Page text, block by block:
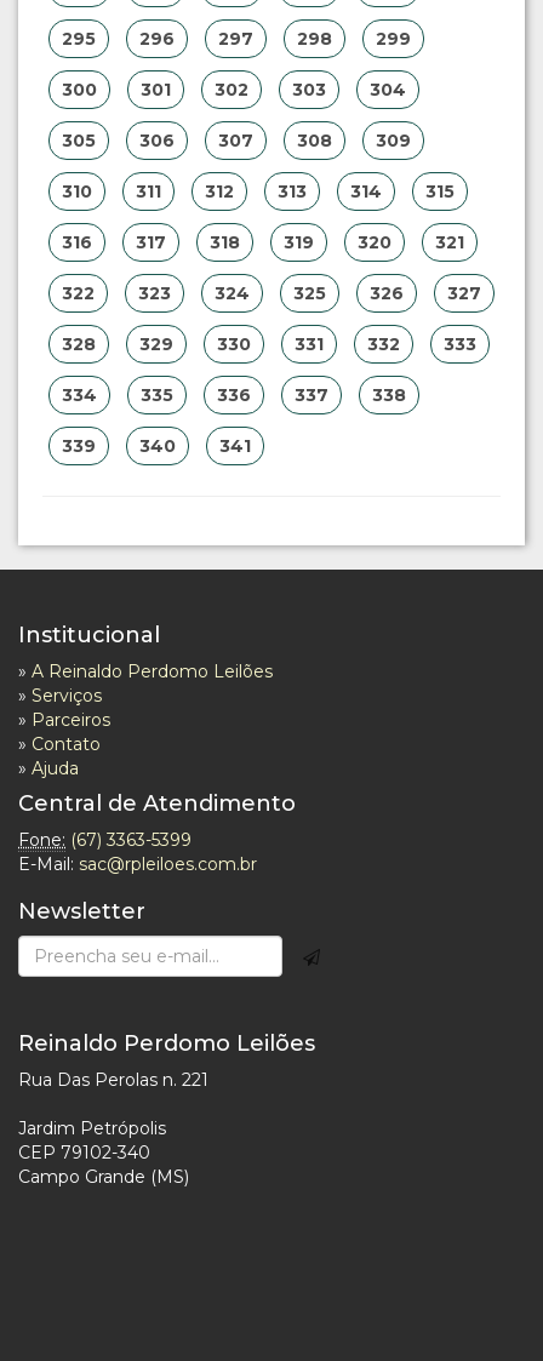
295 296 297 298 299
300 301 302 303 304
305 306 307 308 309
310 311 312 313 314 315
316 317 318 319 320 321
322 323 324 325 326 327
328 329 330 331 332 333
334 335 336 337 338
339 340 341
Institucional
» A Reinaldo Perdomo Leilões
» Serviços
» Parceiros
» Contato
» Ajuda
Central de Atendimento
Fone: (67) 3363-5399
E-Mail: sac@rpleiloes.com.br
Newsletter
Reinaldo Perdomo Leilões
Rua Das Perolas n. 221
Jardim Petrópolis
CEP 79102-340
Campo Grande (MS)